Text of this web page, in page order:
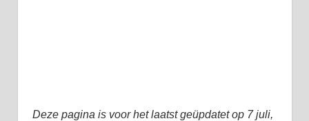
Deze pagina is voor het laatst geüpdatet op 7 juli,